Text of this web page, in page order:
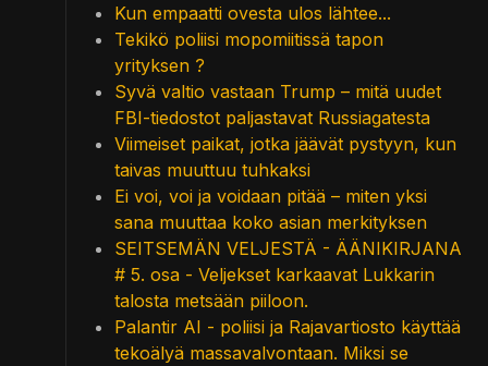
Kun empaatti ovesta ulos lähtee...
Tekikö poliisi mopomiitissä tapon
yrityksen ?
Syvä valtio vastaan Trump – mitä uudet
FBI-tiedostot paljastavat Russiagatesta
Viimeiset paikat, jotka jäävät pystyyn, kun
taivas muuttuu tuhkaksi
Ei voi, voi ja voidaan pitää – miten yksi
sana muuttaa koko asian merkityksen
SEITSEMÄN VELJESTÄ - ÄÄNIKIRJANA
# 5. osa - Veljekset karkaavat Lukkarin
talosta metsään piiloon.
Palantir AI - poliisi ja Rajavartiosto käyttää
tekoälyä massavalvontaan. Miksi se